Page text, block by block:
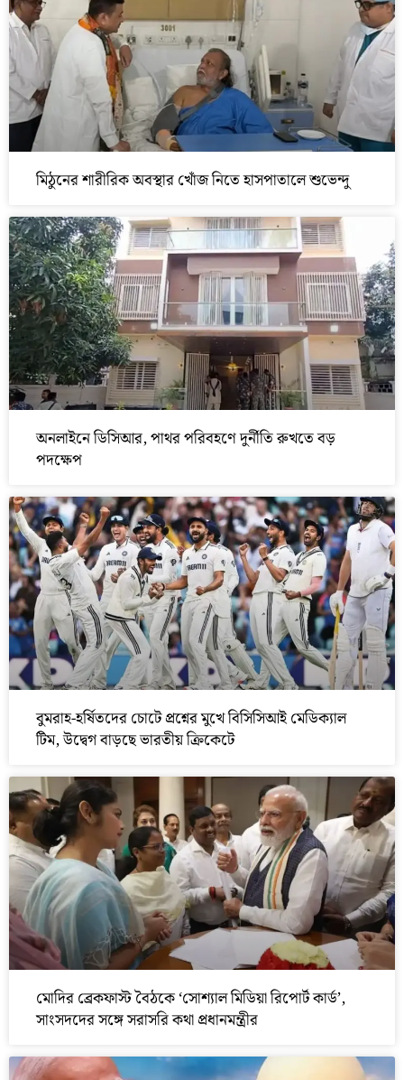
মিঠুনের শারীরিক অবস্থার খোঁজ নিতে হাসপাতালে শুভেন্দু
অনলাইনে ডিসিআর, পাথর পরিবহণে দুর্নীতি রুখতে বড়
পদক্ষেপ
বুমরাহ-হর্ষিতদের চোটে প্রশ্নের মুখে বিসিসিআই মেডিক্যাল
টিম, উদ্বেগ বাড়ছে ভারতীয় ক্রিকেটে
মোদির ব্রেকফাস্ট বৈঠকে ‘সোশ্যাল মিডিয়া রিপোর্ট কার্ড’,
সাংসদদের সঙ্গে সরাসরি কথা প্রধানমন্ত্রীর